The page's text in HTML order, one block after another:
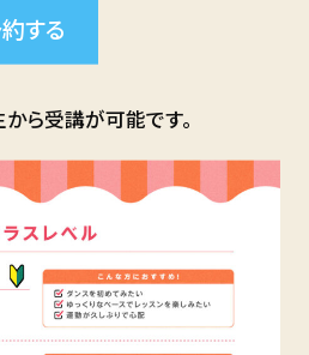
する
ら受講が可能です。